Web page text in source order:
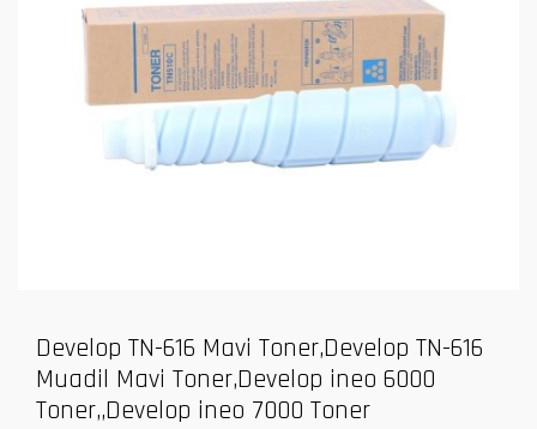
Develop TN-616 Mavi Toner,Develop TN-616
Muadil Mavi Toner,Develop ineo 6000
Toner,,Develop ineo 7000 Toner